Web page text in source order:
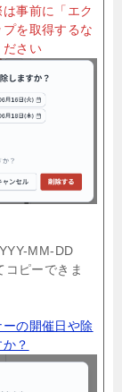
事前に「エク
を取得するな
ださい
MM-DD
ピーできま
の開催日や除
？